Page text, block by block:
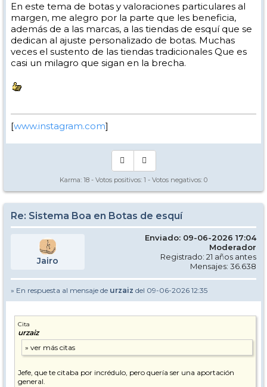
En este tema de botas y valoraciones particulares al
margen, me alegro por la parte que les beneficia,
además de a las marcas, a las tiendas de esquí que se
dedican al ajuste personalizado de botas. Muchas
veces el sustento de las tiendas tradicionales Que es
casi un milagro que sigan en la brecha.
[www.instagram.com]
Karma: 18 - Votos positivos: 1 - Votos negativos: 0
Re: Sistema Boa en Botas de esquí
Jairo
Enviado: 09-06-2026 17:04
Moderador
Registrado: 21 años antes
Mensajes: 36.638
» En respuesta al mensaje de urzaiz del 09-06-2026 12:35
Cita
urzaiz
Jefe, que te citaba por incrédulo, pero quería ser una aportación
general.